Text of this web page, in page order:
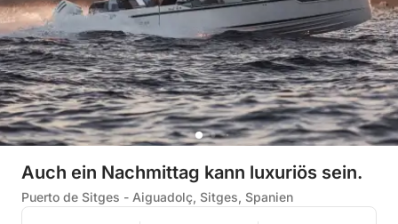
Auch ein Nachmittag kann luxuriös sein.
Puerto de Sitges - Aiguadolç, Sitges, Spanien